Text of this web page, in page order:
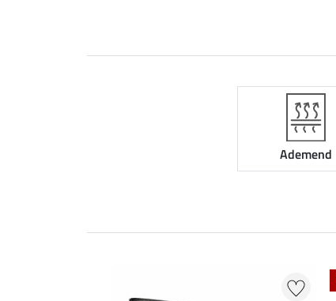
Ademend